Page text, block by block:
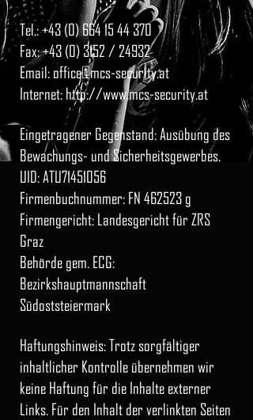
Tel.:+43 (0) 664 15 44 370
Fax:+43 (0) 3152 / 24932
Email: office@mcs-security.at
Internet: http://www.mcs-security.at
Eingetragener Gegenstand: Ausübung des
Bewachungs- und Sicherheitsgewerbes.
UID: ATU71451056
Firmenbuchnummer: FN 462523 g
Firmengericht: Landesgericht für ZRS
Graz
Behörde gem. ECG:
Bezirkshauptmannschaft
Südoststeiermark
Haftungshinweis: Trotz sorgfältiger
inhaltlicher Kontrolle übernehmen wir
keine Haftung für die Inhalte externer
Links. Für den Inhalt der verlinkten Seiten